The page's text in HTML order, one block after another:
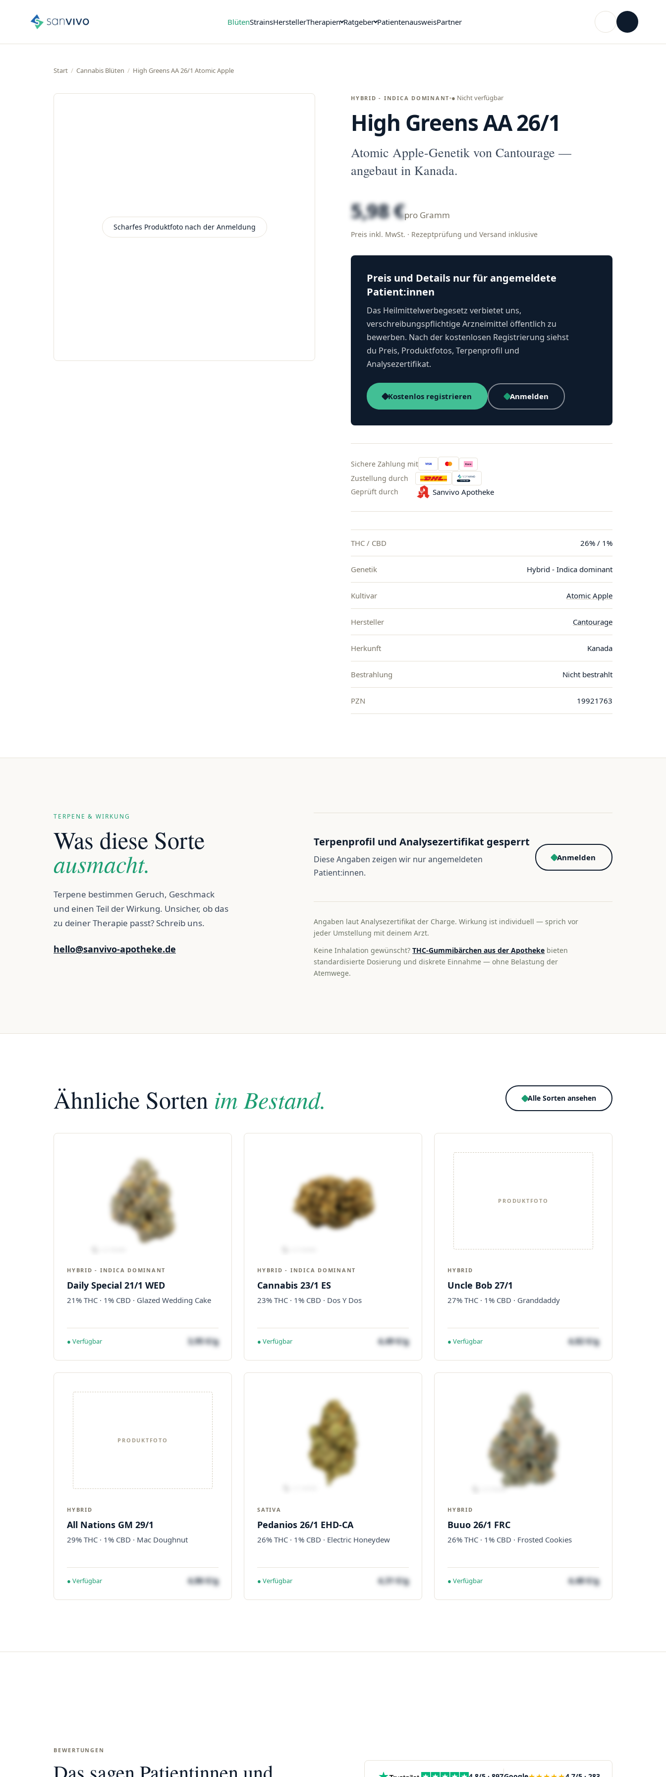
BlütenStrainsHerstellerTherapien Ratgeber PatientenausweisPartner
Start / Cannabis Blüten / High Greens AA 26/1 Atomic Apple
Scharfes Produktfoto nach der Anmeldung
HYBRID - INDICA DOMINANT ● Nicht verfügbar
High Greens AA 26/1
Atomic Apple-Genetik von Cantourage —
angebaut in Kanada.
5,98 €pro Gramm
Preis inkl. MwSt. · Rezeptprüfung und Versand inklusive
Preis und Details nur für angemeldete
Patient:innen
Das Heilmittelwerbegesetz verbietet uns,
verschreibungspflichtige Arzneimittel öffentlich zu
bewerben. Nach der kostenlosen Registrierung siehst
du Preis, Produktfotos, Terpenprofil und
Analysezertifikat.
Kostenlos registrieren Anmelden
Sichere Zahlung mit
Zustellung durch
Geprüft durch
Sanvivo Apotheke
THC / CBD 26% / 1%
Genetik Hybrid - Indica dominant
Kultivar Atomic Apple
Hersteller Cantourage
Herkunft Kanada
Bestrahlung Nicht bestrahlt
PZN 19921763
TERPENE & WIRKUNG
Was diese Sorte
ausmacht.
Terpene bestimmen Geruch, Geschmack
und einen Teil der Wirkung. Unsicher, ob das
zu deiner Therapie passt? Schreib uns.
hello@sanvivo-apotheke.de
Terpenprofil und Analysezertifikat gesperrt
Diese Angaben zeigen wir nur angemeldeten
Patient:innen.
Anmelden
Angaben laut Analysezertifikat der Charge. Wirkung ist individuell — sprich vor
jeder Umstellung mit deinem Arzt.
Keine Inhalation gewünscht?THC-Gummibärchen aus der Apotheke bieten
standardisierte Dosierung und diskrete Einnahme — ohne Belastung der
Atemwege.
Ähnliche Sorten im Bestand. Alle Sorten ansehen
HYBRID - INDICA DOMINANT
Daily Special 21/1 WED
21% THC · 1% CBD · Glazed Wedding Cake
● Verfügbar 3,95 €/g
HYBRID - INDICA DOMINANT
Cannabis 23/1 ES
23% THC · 1% CBD · Dos Y Dos
● Verfügbar 4,49 €/g
PRODUKTFOTO
HYBRID
Uncle Bob 27/1
27% THC · 1% CBD · Granddaddy
● Verfügbar 4,82 €/g
PRODUKTFOTO
HYBRID
All Nations GM 29/1
29% THC · 1% CBD · Mac Doughnut
● Verfügbar 4,86 €/g
SATIVA
Pedanios 26/1 EHD-CA
26% THC · 1% CBD · Electric Honeydew
● Verfügbar 4,31 €/g
HYBRID
Buuo 26/1 FRC
26% THC · 1% CBD · Frosted Cookies
● Verfügbar 4,48 €/g
BEWERTUNGEN